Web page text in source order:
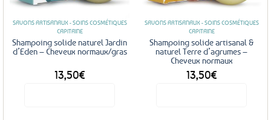
SAVONS ARTISANAUX - SOINS COSMÉTIQUES
CAPITAINE
Shampoing solide naturel Jardin
d’Eden – Cheveux normaux/gras
13,50€
SAVONS ARTISANAUX - SOINS COSMÉTIQUES
CAPITAINE
Shampoing solide artisanal &
naturel Terre d’agrumes –
Cheveux normaux
13,50€